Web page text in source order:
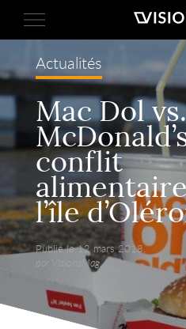
Actualités
Mac Dol vs.
conflit
l’île
Publié le 12 mars 2018,
par VisionsMag.